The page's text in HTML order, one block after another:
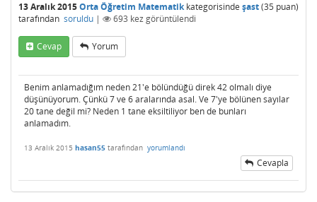
13 Aralık 2015Orta Öğretim Matematikkategorisinde şast(35 puan)
tarafından soruldu | 693 kez görüntülendi
Cevap Yorum
Benim anlamadığım neden 21'e bölündüğü direk 42 olmalı diye
düşünüyorum. Çünkü 7 ve 6 aralarında asal. Ve 7'ye bölünen sayılar
20 tane değil mi? Neden 1 tane eksiltiliyor ben de bunları
anlamadım.
13 Aralık 2015 hasan55 tarafından yorumlandı
Cevapla